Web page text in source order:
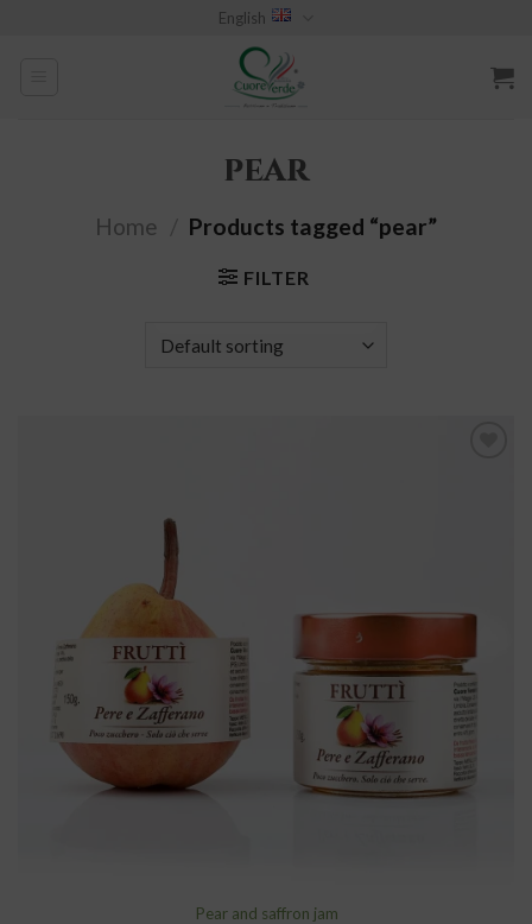
English
pear
Home Products tagged “pear”
FILTER
Pear and saffron jam